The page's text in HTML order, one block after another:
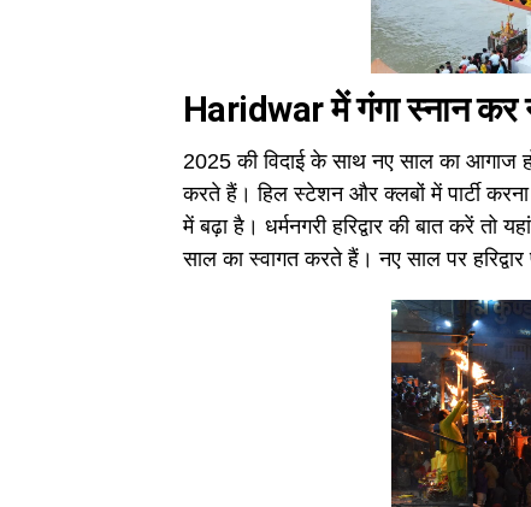
Haridwar में गंगा स्नान कर
2025 की विदाई के साथ नए साल का
करते हैं। हिल स्टेशन और क्लबों में पार्टी करना
में बढ़ा है। धर्मनगरी हरिद्वार की बात करें
साल का स्वागत करते हैं। नए साल पर